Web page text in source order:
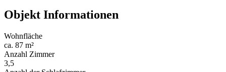
Objekt Informationen
Wohnfläche
ca. 87 m²
Anzahl Zimmer
3,5